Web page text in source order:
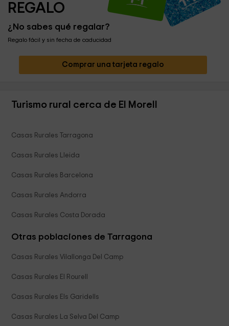
REGALO
¿No sabes qué regalar?
Regalo fácil y sin fecha de caducidad
Comprar una tarjeta regalo
Turismo rural cerca de El Morell
Casas Rurales Tarragona
Casas Rurales Lleida
Casas Rurales Barcelona
Casas Rurales Andorra
Casas Rurales Costa Dorada
Otras poblaciones de Tarragona
Casas Rurales Vilallonga Del Camp
Casas Rurales El Rourell
Casas Rurales Els Garidells
Casas Rurales La Selva Del Camp